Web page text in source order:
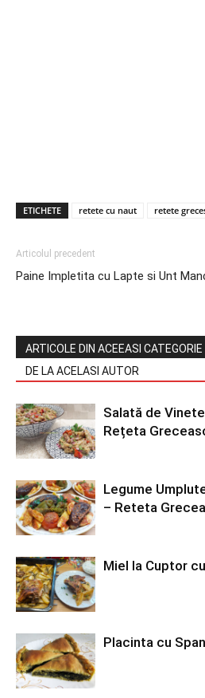
ETICHETE retete cu naut retete
Articolul precedent
Paine Impletita cu Lapte si Unt
ARTICOLE DIN ACEEASI CATEGORIE
DE LA ACELASI AUTOR
Salată de
Rețeta
Legume
– Reteta
Miel la Cuptor
Placinta cu